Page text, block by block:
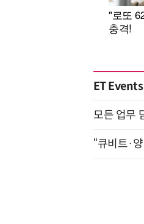
ET Events
모든 업무
“큐비트·